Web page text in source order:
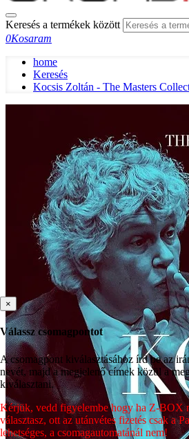
Keresés a termékek között
0Kosaram
home
Keresés
Kocsis Zoltán - The Masters
×
Válassz csomagpontot
A csomagpont kiválasztásához írd be az
nevét, majd a megjelenő címek közül a
kiválasztani.
Kérjük, vedd figyelembe hogy ha Z-BOX
választasz, ott az utánvétes fizetés csak a
lehetséges, a csomagautomatánál nem!